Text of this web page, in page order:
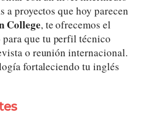
a proyectos que hoy parecen
College, te ofrecemos el
para que tu perfil técnico
o reunión internacional.
fortaleciendo tu inglés